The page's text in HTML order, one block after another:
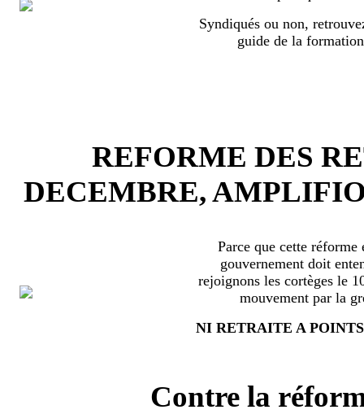
Syndiqués ou non,
guide de la
REFORME DES
DECEMBRE,
Parce que cette
gouvernement doit
rejoignons les cortèges le
mouvement par la
NI RETRAITE A
Contre la